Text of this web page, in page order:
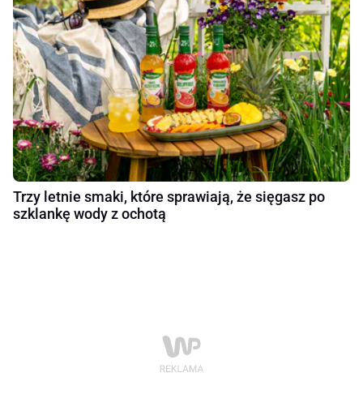
Trzy letnie smaki, które sprawiają, że sięgasz po
szklankę wody z ochotą